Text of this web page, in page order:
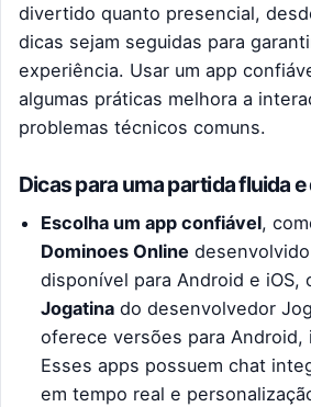
divertido quanto presencial,
dicas sejam seguidas para
experiência. Usar um app
algumas práticas melhora a
problemas técnicos comuns.
Dicas para uma partida fluida
Escolha um app confiável,
Dominoes Online
disponível para Android e iOS,
Jogatina do desenvolvedor
oferece versões para Android,
Esses apps possuem chat
em tempo real e